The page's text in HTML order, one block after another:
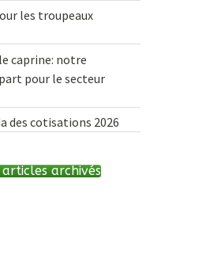
les troupeaux
caprine: notre
pour le secteur
des cotisations 2026
archivés